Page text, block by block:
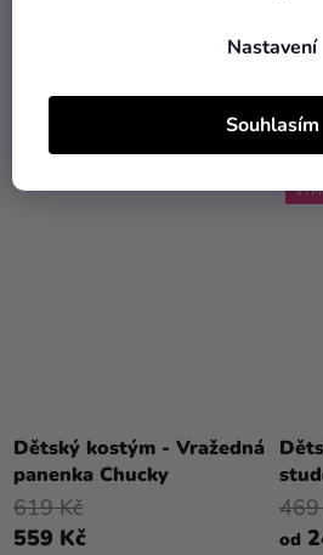
Nastavení
Souhlasím
739
Dětský kostým - Vražedná
panenka Chucky
559 Kč
619 Kč
od
469